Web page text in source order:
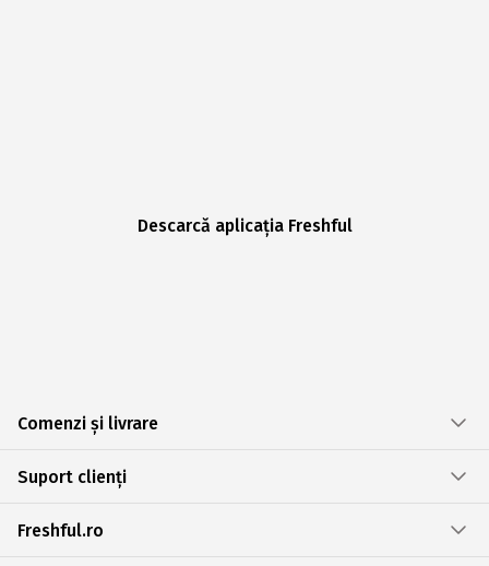
Descarcă aplicația Freshful
Comenzi și livrare
Suport clienți
Freshful.ro